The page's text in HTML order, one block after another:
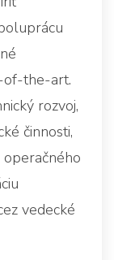
of-the-art.
rozvoj,
činnosti,
operačného
vedecké